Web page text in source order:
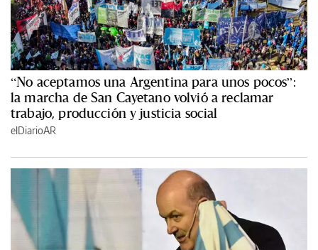
“No aceptamos una Argentina para unos pocos”:
la marcha de San Cayetano volvió a reclamar
trabajo, producción y justicia social
elDiarioAR